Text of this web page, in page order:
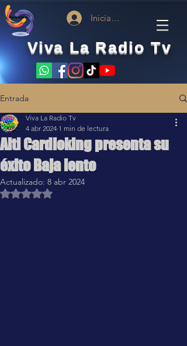
Viva La Radio Tv
Iniciar sesión
Entrada
Alti Cardioking presenta su
éxito Baja lento
Viva La Radio Tv
4 abr 2024 1 min de lectura
Actualizado: 8 abr 2024
Obtuvo NaN de 5 estrellas.